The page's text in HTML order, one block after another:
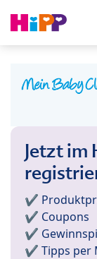
Jetzt im
✔️
✔️ Coupons
✔️
✔️ Tipps per